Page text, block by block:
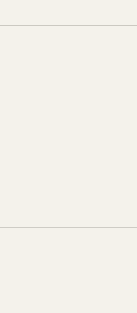
160cm ホワイト
シェリーヌ